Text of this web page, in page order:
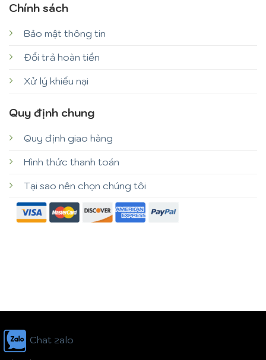
Chính sách
Bảo mật thông tin
Đổi trả hoàn tiền
Xử lý khiếu nại
Quy định chung
Quy định giao hàng
Hình thức thanh toán
Tại sao nên chọn chúng tôi
Chat zalo